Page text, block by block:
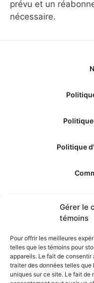
Gérer le
témoins
Pour offrir les meilleures
telles que les témoins pour
appareils. Le fait de
traiter des données telles
uniques sur ce site. Le fait de
prévu et un
nécessaire.
Politique
Les